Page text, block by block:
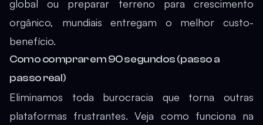
global ou preparar terreno para crescimento
orgânico, mundiais entregam o melhor custo-
benefício.
Como comprar em 90 segundos (passo a
passo real)
Eliminamos toda burocracia que torna outras
plataformas frustrantes. Veja como funciona na